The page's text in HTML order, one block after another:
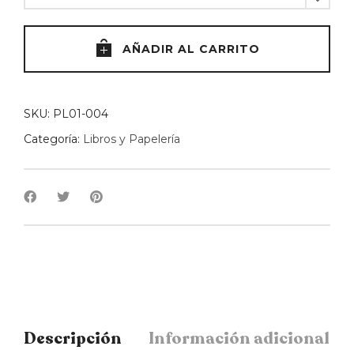
de
Garage
AÑADIR AL CARRITO
SKU: PL01-004
Categoría: Libros y Papelería
Descripción Información adicional